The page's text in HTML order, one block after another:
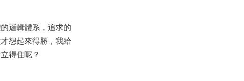
邏輯體系，追求的
想起來得勝，我給
得住呢？